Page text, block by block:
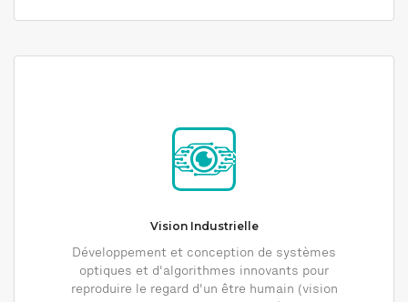
Vision Industrielle
Développement et conception de systèmes
optiques et d'algorithmes innovants pour
reproduire le regard d'un être humain (vision